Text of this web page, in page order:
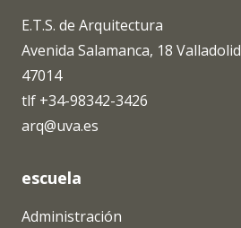
E.T.S. de Arquitectura
Avenida Salamanca, 18 Valladolid
47014
tlf +34-98342-3426
arq@uva.es
escuela
Administración